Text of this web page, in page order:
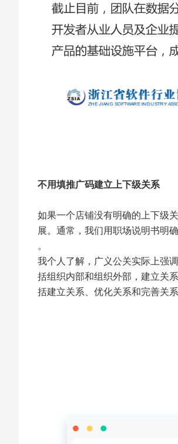
不用填推广码建立上下级关系
如果一个店铺没有明确的上下级
展。通常，我们用职场说明书明
。
我个人了解，广义公关实际上强
括组织内部和组织外部，建立关
括建立关系、优化关系和完善关系